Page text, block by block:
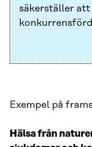
säkerställer
Exempel på
Hälsa från